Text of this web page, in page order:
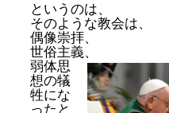
というのは、
そのような教会は、
偶像崇拝、
世俗主義、
弱体思
想の犠
牲にな
ったと